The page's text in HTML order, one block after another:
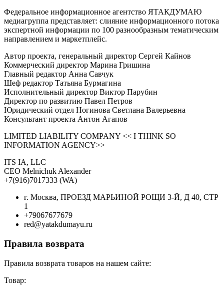
Федеральное информационное агентство ЯТАКДУМАЮ
медиагруппа представляет: слияние информационного потока
экспертной информации по 100 разнообразным тематическим
направлением и маркетплейс.
Автор проекта, генеральный директор Сергей Кайнов
Коммерческий директор Марина Гришина
Главный редактор Анна Савчук
Шеф редактор Татьяна Бурмагина
Исполнительный директор Виктор Парубин
Директор по развитию Павел Петров
Юридический отдел Ногинова Светлана Валерьевна
Консультант проекта Антон Агапов
LIMITED LIABILITY COMPANY << I THINK SO
INFORMATION AGENCY>>
ITS IA, LLC
CEO Melnichuk Alexander
+7(916)7017333 (WA)
г. Москва, ПРОЕЗД МАРЬИНОЙ РОЩИ 3-Й, Д 40, СТР
1
+79067677679
red@yatakdumayu.ru
Правила возврата
Правила возврата товаров на нашем сайте:
Товар: